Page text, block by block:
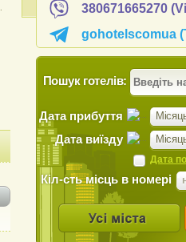
380671665270
gohotelscomua
Пошук готелів:
Дата прибуття
Дата виїзду
Дата
Кіл-сть місць в номері